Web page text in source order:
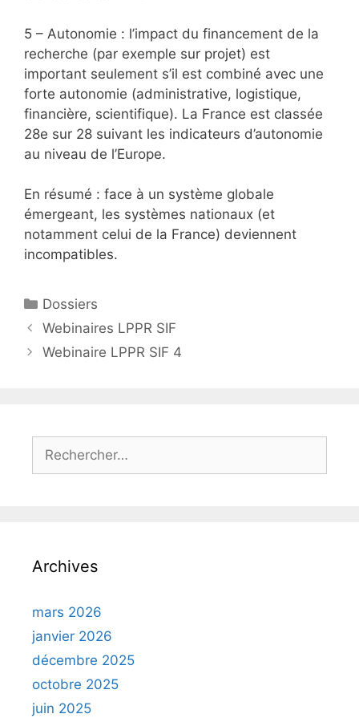
5 – Autonomie : l’impact du financement de la
recherche (par exemple sur projet) est
important seulement s’il est combiné avec une
forte autonomie (administrative, logistique,
financière, scientifique). La France est classée
28e sur 28 suivant les indicateurs d’autonomie
au niveau de l’Europe.
En résumé : face à un système globale
émergeant, les systèmes nationaux (et
notamment celui de la France) deviennent
incompatibles.
Catégories
Dossiers
Webinaires LPPR SIF
Webinaire LPPR SIF 4
Rechercher :
Archives
mars 2026
janvier 2026
décembre 2025
octobre 2025
juin 2025